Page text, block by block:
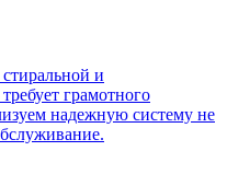
и
грамотного
надежную систему не